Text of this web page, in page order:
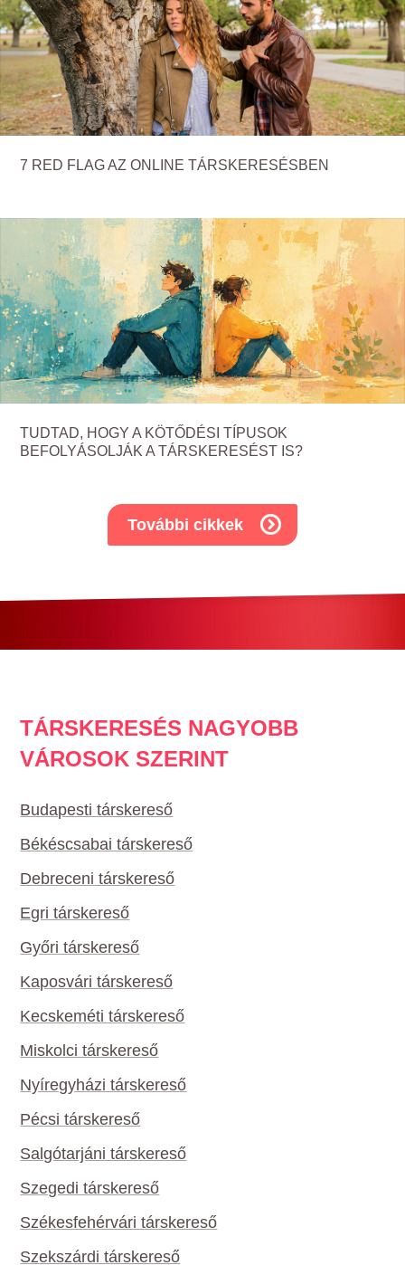
7 RED FLAG AZ ONLINE TÁRSKERESÉSBEN
TUDTAD, HOGY A KÖTŐDÉSI TÍPUSOK
BEFOLYÁSOLJÁK A TÁRSKERESÉST IS?
További cikkek
TÁRSKERESÉS NAGYOBB
VÁROSOK SZERINT
Budapesti társkereső
Békéscsabai társkereső
Debreceni társkereső
Egri társkereső
Győri társkereső
Kaposvári társkereső
Kecskeméti társkereső
Miskolci társkereső
Nyíregyházi társkereső
Pécsi társkereső
Salgótarjáni társkereső
Szegedi társkereső
Székesfehérvári társkereső
Szekszárdi társkereső